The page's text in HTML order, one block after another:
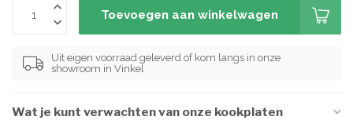
Toevoegen aan winkelwagen
Uit eigen voorraad geleverd of kom langs in onze
showroom in Vinkel
Wat je kunt verwachten van onze kookplaten